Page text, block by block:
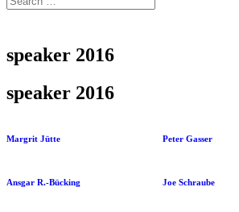
speaker 2016
speaker 2016
Margrit Jütte Peter Gasser
Ansgar R.-Bücking Joe Schraube